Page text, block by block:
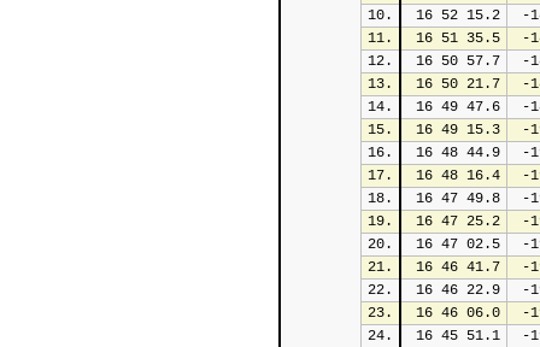
10.
16 52 15.2
-
11.
16 51 35.5
-
12.
16 50 57.7
-
13.
16 50 21.7
-
14.
16 49 47.6
-
15.
16 49 15.3
-
16.
16 48 44.9
-
17.
16 48 16.4
-
18.
16 47 49.8
-
19.
16 47 25.2
-
20.
16 47 02.5
-
21.
16 46 41.7
-
22.
16 46 22.9
-
23.
16 46 06.0
-
24.
16 45 51.1
-